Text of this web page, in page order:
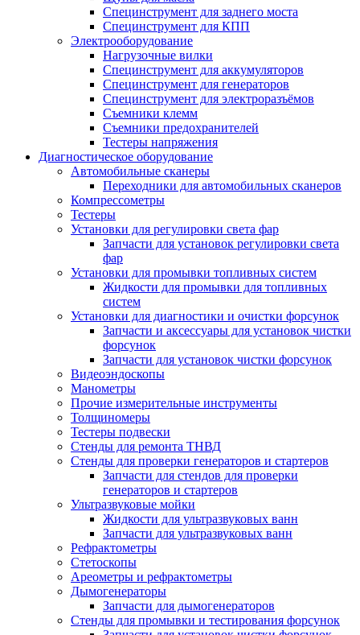
Специнструмент для заднего моста
Специнструмент для КПП
Электрооборудование
Нагрузочные вилки
Специнструмент для аккумуляторов
Специнструмент для генераторов
Специнструмент для электроразъёмов
Съемники клемм
Съемники предохранителей
Тестеры напряжения
Диагностическое оборудование
Автомобильные сканеры
Переходники для автомобильных сканеров
Компрессометры
Тестеры
Установки для регулировки света фар
Запчасти для установок регулировки света
фар
Установки для промывки топливных систем
Жидкости для промывки для топливных
систем
Установки для диагностики и очистки форсунок
Запчасти и аксессуары для установок чистки
форсунок
Запчасти для установок чистки форсунок
Видеоэндоскопы
Манометры
Прочие измерительные инструменты
Толщиномеры
Тестеры подвески
Стенды для ремонта ТНВД
Стенды для проверки генераторов и стартеров
Запчасти для стендов для проверки
генераторов и стартеров
Ультразвуковые мойки
Жидкости для ультразвуковых ванн
Запчасти для ультразвуковых ванн
Рефрактометры
Стетоскопы
Ареометры и рефрактометры
Дымогенераторы
Запчасти для дымогенераторов
Стенды для промывки и тестирования форсунок